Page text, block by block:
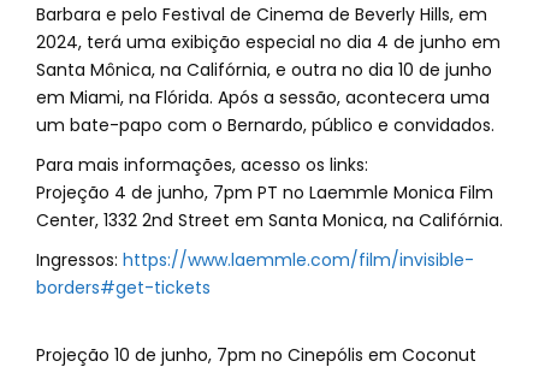
Barbara e pelo Festival de Cinema de Beverly Hills, em
2024, terá uma exibição especial no dia 4 de junho em
Santa Mônica, na Califórnia, e outra no dia 10 de junho
em Miami, na Flórida. Após a sessão, acontecera uma
um bate-papo com o Bernardo, público e convidados.
Para mais informações, acesso os links:
Projeção 4 de junho, 7pm PT no Laemmle Monica Film
Center, 1332 2nd Street em Santa Monica, na Califórnia.
Ingressos: https://www.laemmle.com/film/invisible-
borders#get-tickets
Projeção 10 de junho, 7pm no Cinepólis em Coconut